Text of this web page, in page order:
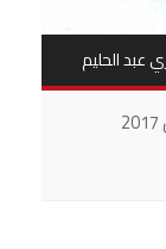
الحليم